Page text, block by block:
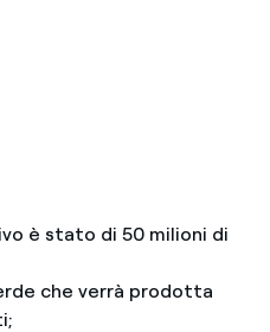
è stato di 50 milioni di
che verrà prodotta